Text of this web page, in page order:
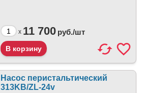
x 11 700 руб./шт
Насос перистальтический
313KB/ZL-24v